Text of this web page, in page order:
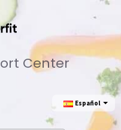
Center
Еspañol